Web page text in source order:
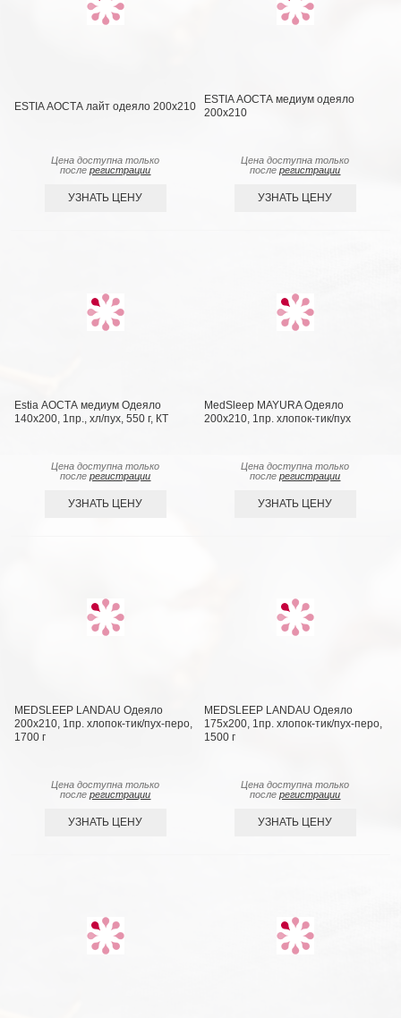
ESTIA АОСТА лайт одеяло 200x210
Цена доступна только
послерегистрации
УЗНАТЬ ЦЕНУ
ESTIA АОСТА медиум одеяло
200x210
Цена доступна только
послерегистрации
УЗНАТЬ ЦЕНУ
Estia АОСТА медиум Одеяло
140x200, 1пр., хл/пух, 550 г, КТ
Цена доступна только
послерегистрации
УЗНАТЬ ЦЕНУ
MedSleep MAYURA Одеяло
200х210, 1пр. хлопок-тик/пух
Цена доступна только
послерегистрации
УЗНАТЬ ЦЕНУ
MEDSLEEP LANDAU Одеяло
200х210, 1пр. хлопок-тик/пух-перо,
1700 г
Цена доступна только
послерегистрации
УЗНАТЬ ЦЕНУ
MEDSLEEP LANDAU Одеяло
175х200, 1пр. хлопок-тик/пух-перо,
1500 г
Цена доступна только
послерегистрации
УЗНАТЬ ЦЕНУ